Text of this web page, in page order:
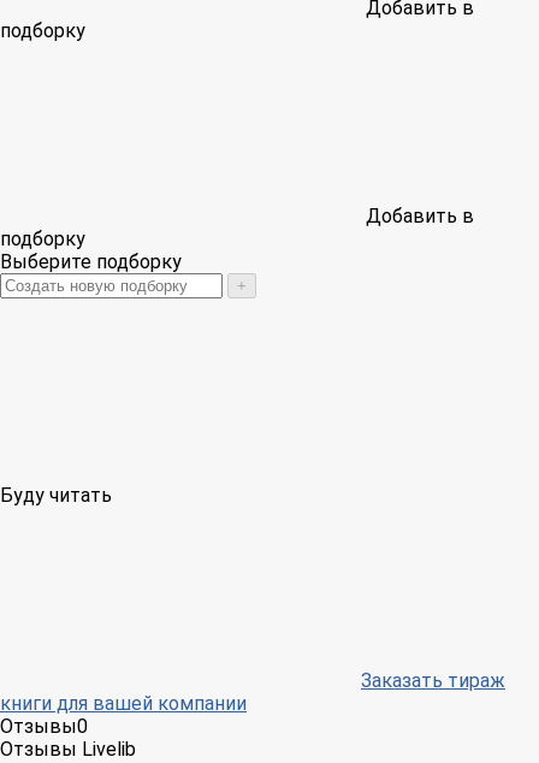
Добавить в
подборку
Добавить в
подборку
Выберите подборку
+
Буду читать
Заказать тираж
книги для вашей компании
Отзывы0
Отзывы Livelib